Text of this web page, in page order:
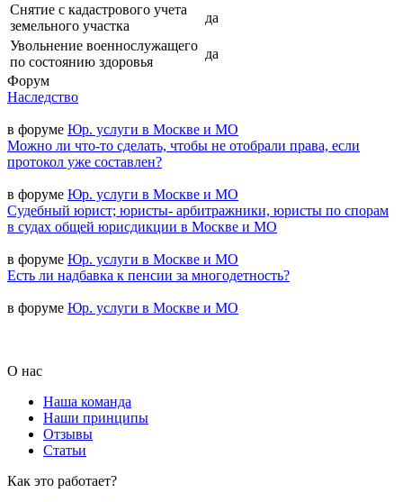
Снятие с кадастрового учета
земельного участка
да
Увольнение военнослужащего
по состоянию здоровья
да
Форум
Наследство
в форуме Юр. услуги в Москве и МО
Можно ли что-то сделать, чтобы не отобрали права, если
протокол уже составлен?
в форуме Юр. услуги в Москве и МО
Судебный юрист; юристы- арбитражники, юристы по спорам
в судах общей юрисдикции в Москве и МО
в форуме Юр. услуги в Москве и МО
Есть ли надбавка к пенсии за многодетность?
в форуме Юр. услуги в Москве и МО
О нас
Наша команда
Наши принципы
Отзывы
Статьи
Как это работает?